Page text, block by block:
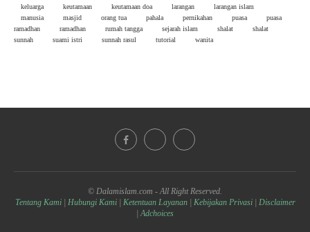
keluarga
keutamaan keutamaan doa larangan
larangan islam
manusia
masjid orang tua pahala pernikahan puasa
puasa
ramadhan
ramadhan rumah tangga sejarah islam shalat
shalat
sunnah
suami istri sunnah rasul tutorial wanita
© Dalamislam.com - All Right Reserved.
Tentang Kami
Hubungi Kami| Ketentuan Layanan| Kebijakan Privasi| Disclaimer
|Adchoices